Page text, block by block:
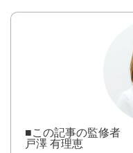
■この記事の監修者
戸澤 有理恵